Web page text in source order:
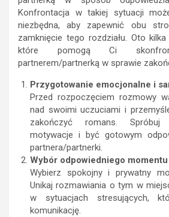
Konfrontacja w takiej sytuacji
niezbędna, aby zapewnić obu
zamknięcie tego rozdziału. Oto
które pomogą Ci
partnerem/partnerką w sprawie
Przygotowanie emocjonalne i
Przed rozpoczęciem rozmowy
nad swoimi uczuciami i
zakończyć romans.
motywacje i być gotowym
partnera/partnerki.
Wybór odpowiedniego
Wybierz spokojny i prywatny
Unikaj rozmawiania o tym w
w sytuacjach stresujących,
komunikację.